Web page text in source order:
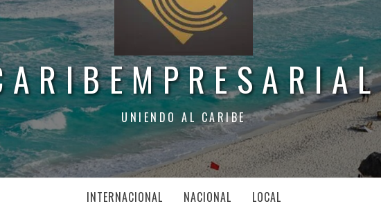
UNIENDO AL CARIBE
INTERNACIONAL NACIONAL LOCAL